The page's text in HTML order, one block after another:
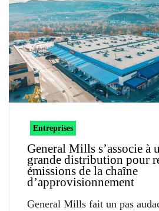
Entreprises
General Mills s’associe à
grande distribution pour
émissions de la chaîne
d’approvisionnement
General Mills fait un pas